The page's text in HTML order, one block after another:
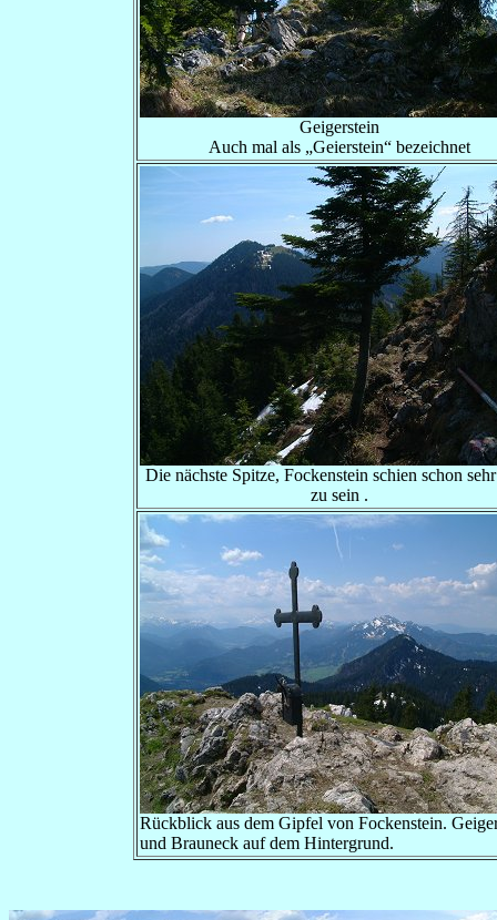
Geigerstein
Auch mal als „Geierstein“ bezeichnet
Die nächste Spitze, Fockenstein schien schon
zu sein .
Rückblick aus dem Gipfel von Fockenstein.
und Brauneck auf dem Hintergrund.